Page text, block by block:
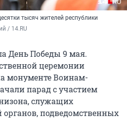
тысяч жителей республики
/ 14.RU
День Победы 9 мая.
церемонии
монументе Воинам-
парад с участием
служащих
подведомственных